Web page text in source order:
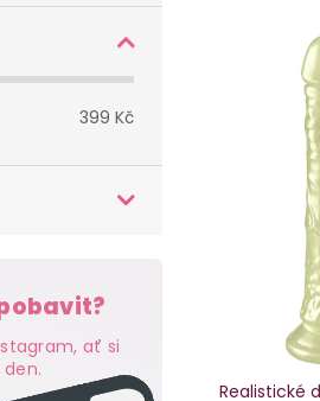
399 Kč
ať si
Realistické